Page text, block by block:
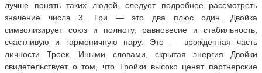
лучше понять таких людей, следует подробнее рассмотреть
значение числа 3. Три — это два плюс один. Двойка
символизирует союз и полноту, равновесие и стабильность,
счастливую и гармоничную пару. Это — врожденная часть
личности Троек. Иными словами, скрытая энергия Двойки
свидетельствует о том, что Тройки высоко ценят партнерские